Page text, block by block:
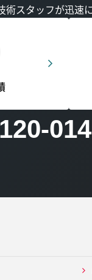
術スタッフが迅速